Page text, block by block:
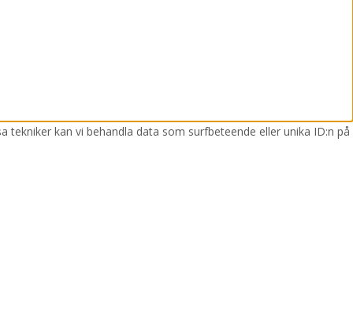
kan vi behandla data som surfbeteende eller unika ID:n på